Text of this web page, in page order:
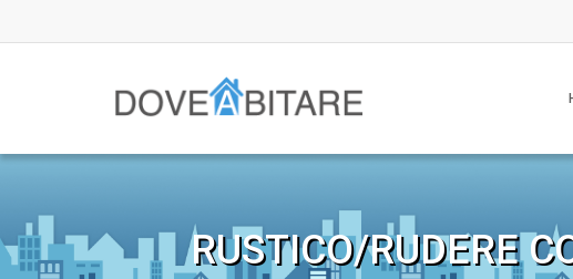
RUSTICO/RUDERE